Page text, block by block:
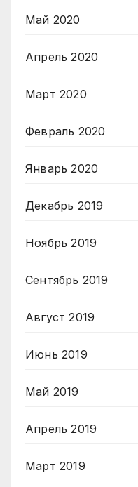
Май 2020
Апрель 2020
Март 2020
Февраль 2020
Январь 2020
Декабрь 2019
Ноябрь 2019
Сентябрь 2019
Август 2019
Июнь 2019
Май 2019
Апрель 2019
Март 2019